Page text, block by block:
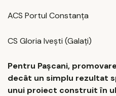
ACS Portul Constanța
CS Gloria Ivești (Galați)
Pentru Pașcani,
decât un simplu rezultat
unui proiect construit în